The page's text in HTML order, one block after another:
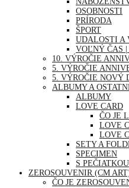
OSOBNOSTI
PRÍRODA
ŠPORT
UDALOSTI A
VOĽNÝ ČAS
10. VÝROČIE
5. VÝROČIE
5. VÝROČIE NOVÝ
ALBUMY A
ALBUMY
LOVE CARD
ČO JE
LOVE
LOVE
SETY A
SPECIMEN
S
ZEROSOUVENIR (CM
ČO JE